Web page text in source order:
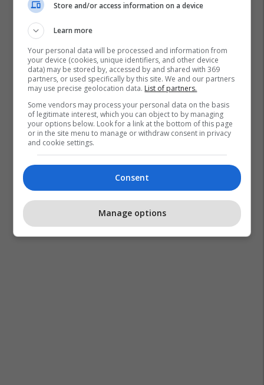
Store and/or access information on a device
Learn more
Your personal data will be processed and information from
your device (cookies, unique identifiers, and other device
data) may be stored by, accessed by and shared with 369
partners, or used specifically by this site. We and our partners
may use precise geolocation data. List of partners.
Some vendors may process your personal data on the basis
of legitimate interest, which you can object to by managing
your options below. Look for a link at the bottom of this page
or in the site menu to manage or withdraw consent in privacy
and cookie settings.
Consent
Manage options